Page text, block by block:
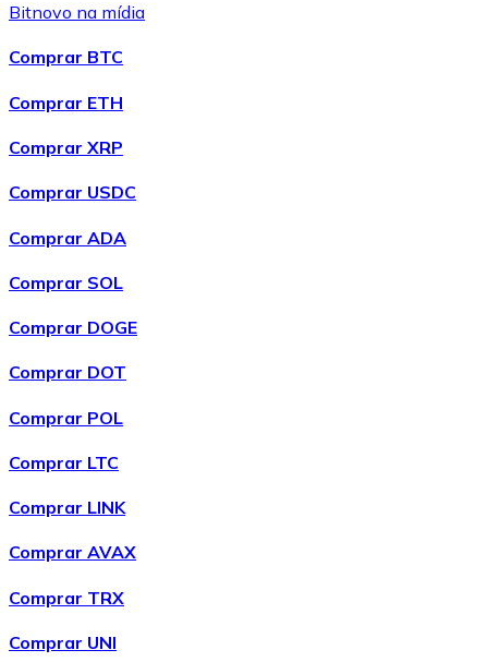
Litecoin
XRP
Transferência SEPA
Bitnovo na mídia
Comprar BTC
Comprar ETH
Comprar XRP
Comprar USDC
Comprar ADA
Comprar SOL
Comprar DOGE
Comprar DOT
Comprar POL
Comprar LTC
Comprar LINK
Comprar AVAX
Comprar TRX
Comprar UNI